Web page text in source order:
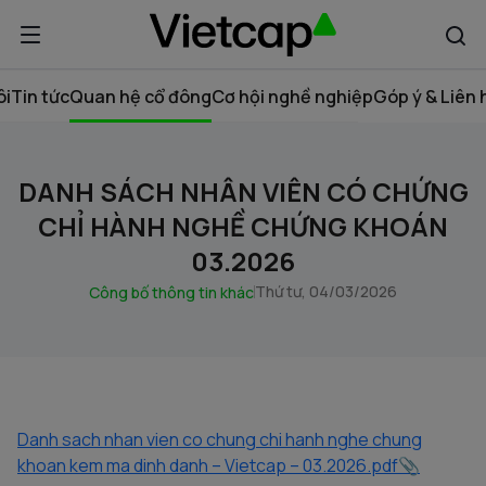
Tin tứcQuan hệ cổ đôngCơ hội nghề nghiệpGóp ý & Liên
DANH SÁCH NHÂN VIÊN CÓ CHỨNG
CHỈ HÀNH NGHỀ CHỨNG KHOÁN
03.2026
Công bố thông tin khácThứ tư, 04/03/2026
Danh sach nhan vien co chung chi hanh nghe chung
khoan kem ma dinh danh – Vietcap – 03.2026.pdf